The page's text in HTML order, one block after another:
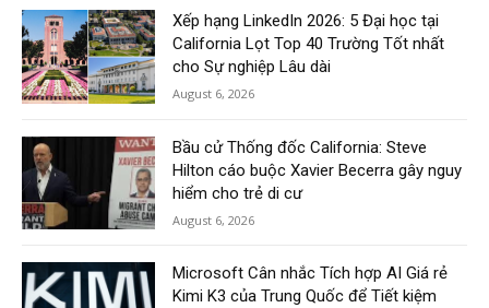
Xếp hạng LinkedIn 2026: 5 Đại học tại
California Lọt Top 40 Trường Tốt nhất
cho Sự nghiệp Lâu dài
August 6, 2026
Bầu cử Thống đốc California: Steve
Hilton cáo buộc Xavier Becerra gây nguy
hiểm cho trẻ di cư
August 6, 2026
Microsoft Cân nhắc Tích hợp AI Giá rẻ
Kimi K3 của Trung Quốc để Tiết kiệm